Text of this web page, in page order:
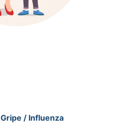
Gripe / Influenza